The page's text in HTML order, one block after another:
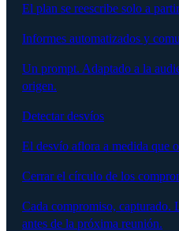
El plan se reescribe solo a
Informes automatizados y
Un prompt. Adaptado a la
origen.
Detectar desvíos
El desvío aflora a medida que
Cerrar el círculo de los
Cada compromiso, capturado.
antes de la próxima reunión.